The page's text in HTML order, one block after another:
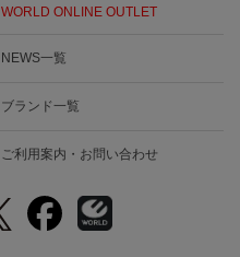
WORLD ONLINE OUTLET
NEWS一覧
ブランド一覧
ご利用案内・お問い合わせ